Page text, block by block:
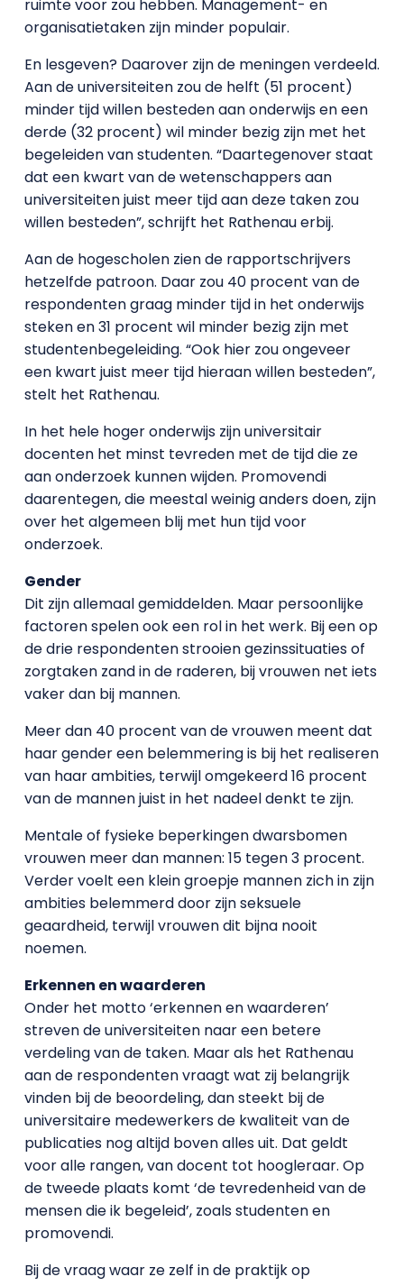
ruimte voor zou hebben. Management- en
organisatietaken zijn minder populair.
En lesgeven? Daarover zijn de meningen verdeeld.
Aan de universiteiten zou de helft (51 procent)
minder tijd willen besteden aan onderwijs en een
derde (32 procent) wil minder bezig zijn met het
begeleiden van studenten. “Daartegenover staat
dat een kwart van de wetenschappers aan
universiteiten juist meer tijd aan deze taken zou
willen besteden”, schrijft het Rathenau erbij.
Aan de hogescholen zien de rapportschrijvers
hetzelfde patroon. Daar zou 40 procent van de
respondenten graag minder tijd in het onderwijs
steken en 31 procent wil minder bezig zijn met
studentenbegeleiding. “Ook hier zou ongeveer
een kwart juist meer tijd hieraan willen besteden”,
stelt het Rathenau.
In het hele hoger onderwijs zijn universitair
docenten het minst tevreden met de tijd die ze
aan onderzoek kunnen wijden. Promovendi
daarentegen, die meestal weinig anders doen, zijn
over het algemeen blij met hun tijd voor
onderzoek.
Gender
Dit zijn allemaal gemiddelden. Maar persoonlijke
factoren spelen ook een rol in het werk. Bij een op
de drie respondenten strooien gezinssituaties of
zorgtaken zand in de raderen, bij vrouwen net iets
vaker dan bij mannen.
Meer dan 40 procent van de vrouwen meent dat
haar gender een belemmering is bij het realiseren
van haar ambities, terwijl omgekeerd 16 procent
van de mannen juist in het nadeel denkt te zijn.
Mentale of fysieke beperkingen dwarsbomen
vrouwen meer dan mannen: 15 tegen 3 procent.
Verder voelt een klein groepje mannen zich in zijn
ambities belemmerd door zijn seksuele
geaardheid, terwijl vrouwen dit bijna nooit
noemen.
Erkennen en waarderen
Onder het motto ‘erkennen en waarderen’
streven de universiteiten naar een betere
verdeling van de taken. Maar als het Rathenau
aan de respondenten vraagt wat zij belangrijk
vinden bij de beoordeling, dan steekt bij de
universitaire medewerkers de kwaliteit van de
publicaties nog altijd boven alles uit. Dat geldt
voor alle rangen, van docent tot hoogleraar. Op
de tweede plaats komt ‘de tevredenheid van de
mensen die ik begeleid’, zoals studenten en
promovendi.
Bij de vraag waar ze zelf in de praktijk op